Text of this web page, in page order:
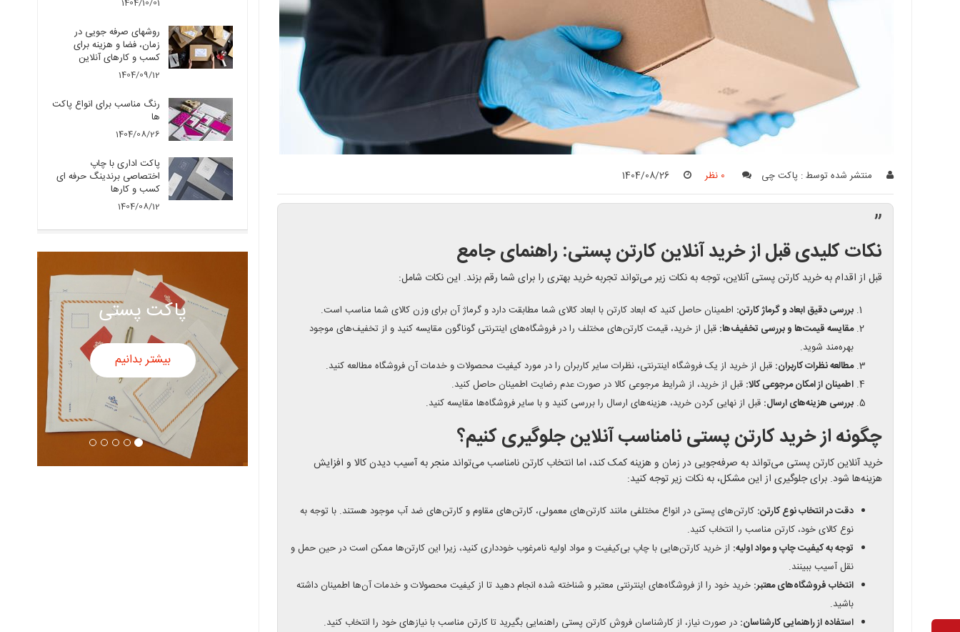
منتشر شده توسط : پاکت چی 0 نظر 1404/08/26
”
نکات کلیدی قبل از خرید آنلاین کارتن پستی: راهنمای جامع
قبل از اقدام به خرید کارتن پستی آنلاین، توجه به نکات زیر می‌تواند تجربه خرید بهتری را برای شما رقم بزند. این نکات شامل:
بررسی دقیق ابعاد و گرماژ کارتن: اطمینان حاصل کنید که ابعاد کارتن با ابعاد کالای شما مطابقت دارد و گرماژ آن برای وزن کالای شما مناسب است.
مقایسه قیمت‌ها و بررسی تخفیف‌ها: قبل از خرید، قیمت کارتن‌های مختلف را در فروشگاه‌های اینترنتی گوناگون مقایسه کنید و از تخفیف‌های موجود
بهره‌مند شوید.
مطالعه نظرات کاربران: قبل از خرید از یک فروشگاه اینترنتی، نظرات سایر کاربران را در مورد کیفیت محصولات و خدمات آن فروشگاه مطالعه کنید.
اطمینان از امکان مرجوعی کالا: قبل از خرید، از شرایط مرجوعی کالا در صورت عدم رضایت اطمینان حاصل کنید.
بررسی هزینه‌های ارسال: قبل از نهایی کردن خرید، هزینه‌های ارسال را بررسی کنید و با سایر فروشگاه‌ها مقایسه کنید.
چگونه از خرید کارتن پستی نامناسب آنلاین جلوگیری کنیم؟
خرید آنلاین کارتن پستی می‌تواند به صرفه‌جویی در زمان و هزینه کمک کند، اما انتخاب کارتن نامناسب می‌تواند منجر به آسیب دیدن کالا و افزایش
هزینه‌ها شود. برای جلوگیری از این مشکل، به نکات زیر توجه کنید:
دقت در انتخاب نوع کارتن: کارتن‌های پستی در انواع مختلفی مانند کارتن‌های معمولی، کارتن‌های مقاوم و کارتن‌های ضد آب موجود هستند. با توجه به
نوع کالای خود، کارتن مناسب را انتخاب کنید.
توجه به کیفیت چاپ و مواد اولیه: از خرید کارتن‌هایی با چاپ بی‌کیفیت و مواد اولیه نامرغوب خودداری کنید، زیرا این کارتن‌ها ممکن است در حین حمل و
نقل آسیب ببینند.
انتخاب فروشگاه‌های معتبر: خرید خود را از فروشگاه‌های اینترنتی معتبر و شناخته شده انجام دهید تا از کیفیت محصولات و خدمات آن‌ها اطمینان داشته
باشید.
استفاده از راهنمایی کارشناسان: در صورت نیاز، از کارشناسان فروش کارتن پستی راهنمایی بگیرید تا کارتن مناسب با نیازهای خود را انتخاب کنید.
1404/10/01
روشهای صرفه جویی در
زمان، فضا و هزینه برای
کسب و کارهای آنلاین
1404/09/12
رنگ مناسب برای انواع پاکت
ها
1404/08/26
پاکت اداری با چاپ
اختصاصی برندینگ حرفه ای
کسب و کارها
1404/08/12
پاکت سفید
بیشتر بدانیم